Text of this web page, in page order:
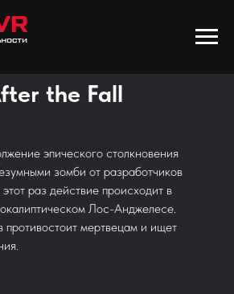
the Fall
эпического столкновения
зомби от разработчиков
раз действие происходит в
Лос-Анджелесе.
мертвецам и ищет